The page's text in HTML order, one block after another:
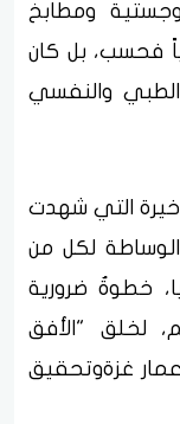
ومطابخ
فحسب، بل كان
الطبي والنفسي
التي شهدت
لكل من
خطوةٌ ضرورية
لخلق "الأفق
غزةوتحقيق